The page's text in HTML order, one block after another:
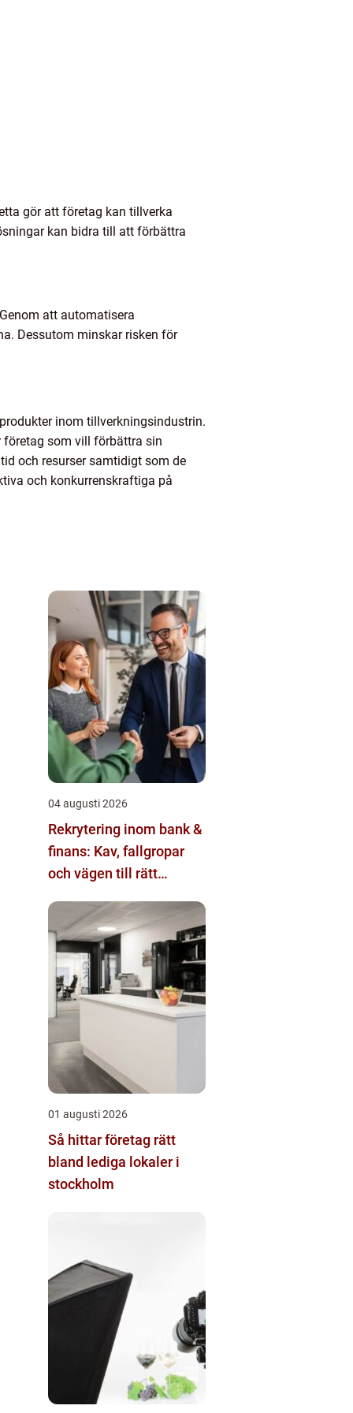
gör att företag kan tillverka
kan bidra till att förbättra
att automatisera
Dessutom minskar risken för
inom tillverkningsindustrin.
företag som vill förbättra sin
och resurser samtidigt som de
och konkurrenskraftiga på
04 augusti 2026
Rekrytering inom bank &
finans: Kav, fallgropar
och vägen till rätt
01 augusti 2026
Så hittar företag rätt
bland lediga lokaler i
stockholm